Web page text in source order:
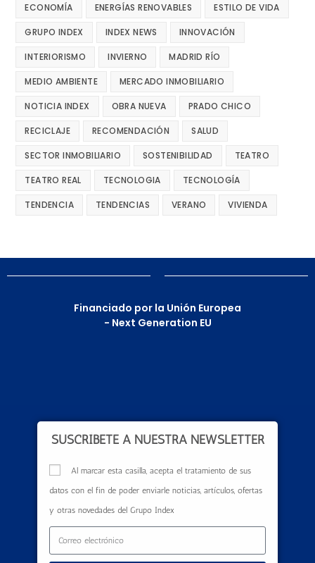
ECONOMÍA ENERGÍAS RENOVABLES ESTILO DE VIDA
GRUPO INDEX INDEX NEWS INNOVACIÓN
INTERIORISMO INVIERNO MADRID RÍO
MEDIO AMBIENTE MERCADO INMOBILIARIO
NOTICIA INDEX OBRA NUEVA PRADO CHICO
RECICLAJE RECOMENDACIÓN SALUD
SECTOR INMOBILIARIO SOSTENIBILIDAD TEATRO
TEATRO REAL TECNOLOGIA TECNOLOGÍA
TENDENCIA TENDENCIAS VERANO VIVIENDA
Financiado por la Unión Europea
- Next Generation EU
SUSCRÍBETE A NUESTRA NEWSLETTER
Al marcar esta casilla, acepta el tratamiento de sus
datos con el fin de poder enviarle noticias, artículos, ofertas
y otras novedades del Grupo Index